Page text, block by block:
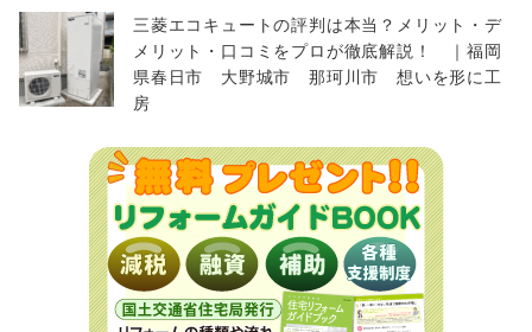
三菱エコキュートの評判は本当？メリット・デ
メリット・口コミをプロが徹底解説！ ｜福岡
県春日市 大野城市 那珂川市 想いを形に工
房